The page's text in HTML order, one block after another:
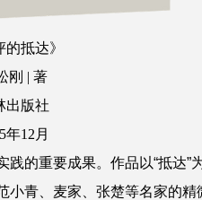
的抵达》
刚 | 著
出版社
年12月
的重要成果。作品以“抵达
青、麦家、张楚等名家的